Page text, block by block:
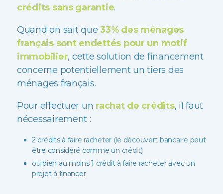
crédits sans garantie.
Quand on sait que33% des ménages
français sont endettés pour un motif
immobilier, cette solution de financement
concerne potentiellement un tiers des
ménages français.
Pour effectuer un rachat de crédits, il faut
nécessairement :
2 crédits à faire racheter (le découvert bancaire peut
être considéré comme un crédit)
ou bien au moins 1 crédit à faire racheter avec un
projet à financer